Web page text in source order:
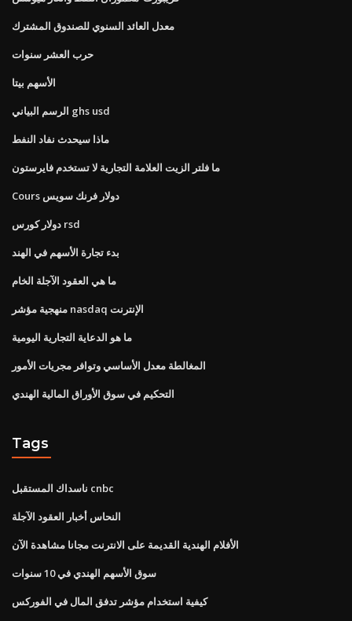
معدل العائد السنوي للصندوق المشترك
حرب العشر سنوات
الأسهم بيتا
الرسم البياني ghs usd
ماذا سيحدث نفاد النفط
ما فلتر الزيت العلامة التجارية لا تستخدم فايرستون
Cours دولار فرنك سويس
دولار كورس rsd
بدء تجارة الأسهم في الهند
ما هي العقود الآجلة الخام
منهجية مؤشر nasdaq الإنترنت
ما هو الدعاية التجارية اليومية
المغالطة معدل الأساسي وتوافر مجريات الأمور
التحكيم في سوق الأوراق المالية الهندي
Tags
ناسداك المستقبل cnbc
النحاس أخبار العقود الآجلة
الأفلام الهندية القديمة على الانترنت مجانا مشاهدة الآن
سوق الأسهم الهندي في 10 سنوات
كيفية استخدام مؤشر تدفق المال في الفوركس